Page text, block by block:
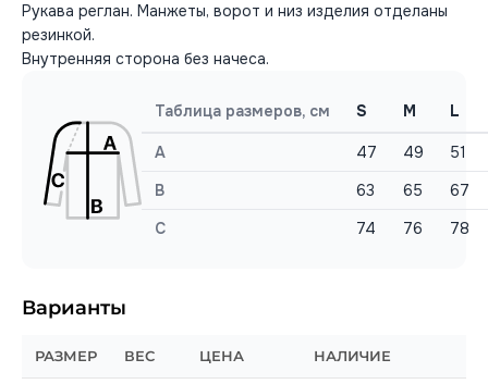
Рукава реглан. Манжеты, ворот и низ изделия отделаны
резинкой.
Внутренняя сторона без начеса.
Таблица размеров, см S M L
A 47 49
51
B
63 65
67
C
74 76 78
Варианты
РАЗМЕР ВЕС ЦЕНА НАЛИЧИЕ